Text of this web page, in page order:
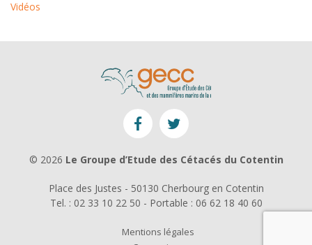
Vidéos
© 2026 Le Groupe d’Etude des Cétacés du Cotentin
Place des Justes - 50130 Cherbourg en Cotentin
Tel. : 02 33 10 22 50 - Portable : 06 62 18 40 60
Mentions légales